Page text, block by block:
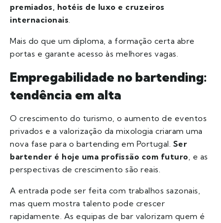
premiados, hotéis de luxo e cruzeiros
internacionais.
Mais do que um diploma, a formação certa abre
portas e garante acesso às melhores vagas.
Empregabilidade no bartending:
tendência em alta
O crescimento do turismo, o aumento de eventos
privados e a valorização da mixologia criaram uma
nova fase para o bartending em Portugal. Ser
bartender é hoje uma profissão com futuro, e as
perspectivas de crescimento são reais.
A entrada pode ser feita com trabalhos sazonais,
mas quem mostra talento pode crescer
rapidamente. As equipas de bar valorizam quem é